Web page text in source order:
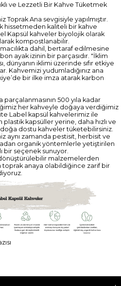
ve Lezzetli Bir Kahve Tüketmek
Ana sevgisiyle yapılmıştır.
hissetmeden kaliteli bir kahve
Kapsül kahveler biyolojik olarak
kompostlanabilir.
dahil, bertaraf edilmesine
ayak izinin bir parçasıdır. "İklim
dünyanın iklimi üzerinde sıfır etkiye
Kahvemizi yudumladığınız ana
bir ilke imza atarak karbon
500 yıla kadar
her kahveyle doğaya verdiğimiz
Label kapsül kahvelerimiz ile
kapsüller yerine, daha hızlı ve
dostu kahveler tüketebilirsiniz.
aynı zamanda pestisit, herbisit ve
organik yöntemlerle yetiştirilen
bir seçenek sunuyor.
dönüştürülebilir malzemelerden
toprak anaya olabildiğince zarif bir